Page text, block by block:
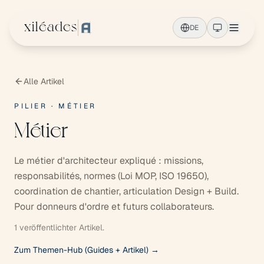
xiléades
DE
Alle Artikel
PILIER · MÉTIER
Métier
Le métier d'architecteur expliqué : missions,
responsabilités, normes (Loi MOP, ISO 19650),
coordination de chantier, articulation Design + Build.
Pour donneurs d'ordre et futurs collaborateurs.
1 veröffentlichter Artikel.
Zum Themen-Hub (Guides + Artikel) →